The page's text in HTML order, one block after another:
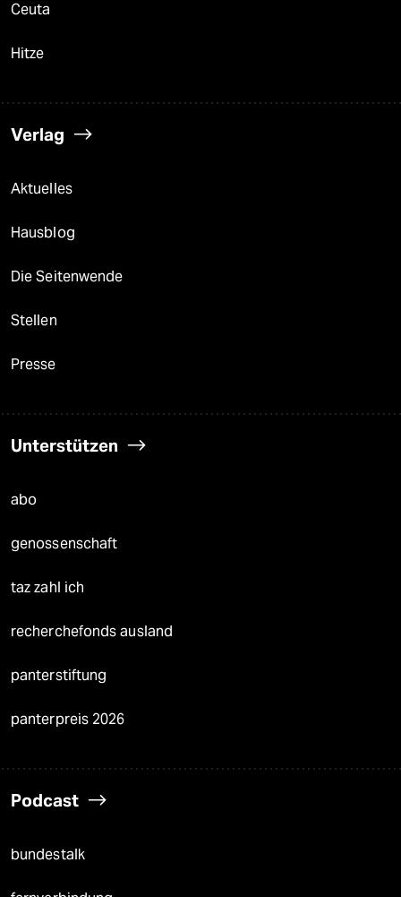
Ceuta
Hitze
Verlag
Aktuelles
Hausblog
Die Seitenwende
Stellen
Presse
Unterstützen
abo
genossenschaft
taz zahl ich
recherchefonds ausland
panterstiftung
panterpreis 2026
Podcast
bundestalk